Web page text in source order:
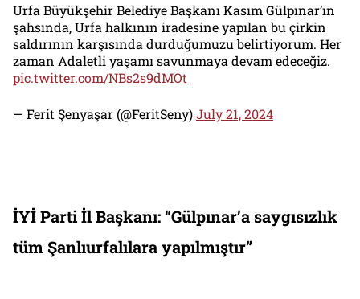
Urfa Büyükşehir Belediye Başkanı Kasım Gülpınar’ın
şahsında, Urfa halkının iradesine yapılan bu çirkin
saldırının karşısında durduğumuzu belirtiyorum. Her
zaman Adaletli yaşamı savunmaya devam edeceğiz.
pic.twitter.com/NBs2s9dMOt
— Ferit Şenyaşar (@FeritSeny)July 21, 2024
İYİ Parti İl Başkanı: “Gülpınar’a saygısızlık
tüm Şanlıurfalılara yapılmıştır”